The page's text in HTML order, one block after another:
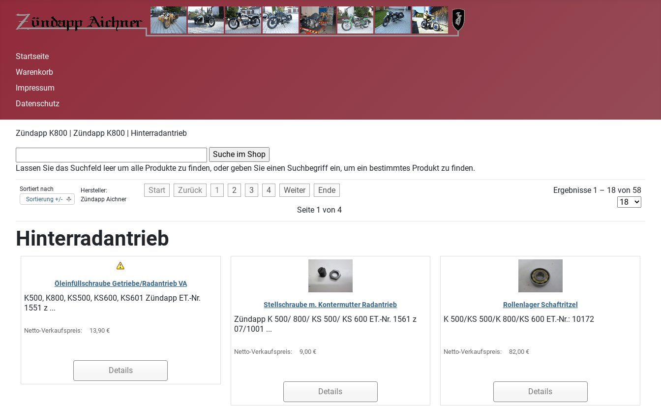
Startseite
Warenkorb
Impressum
Datenschutz
Zündapp K800 | Zündapp K800 | Hinterradantrieb
Lassen Sie das Suchfeld leer um alle Produkte zu finden, oder geben Sie einen Suchbegriff ein, um ein bestimmtes Produkt zu finden.
Sortiert nach
Sortierung +/-
Hersteller:
Zündapp Aichner
Start Zurück 1 2 3 4 Weiter Ende
Seite 1 von 4
Ergebnisse 1 – 18 von 58
Hinterradantrieb
Öleinfüllschraube Getriebe/Radantrieb VA
K500, K800, KS500, KS600, KS601 Zündapp ET.-Nr.
1551 z ...
Netto-Verkaufspreis: 13,90 €
Details
Stellschraube m. Kontermutter Radantrieb
Zündapp K 500/ 800/ KS 500/ KS 600 ET.-Nr. 1561 z
07/1001 ...
Netto-Verkaufspreis: 9,00 €
Details
Rollenlager Schaftritzel
K 500/KS 500/K 800/KS 600 ET.-Nr.: 10172
Netto-Verkaufspreis: 82,00 €
Details